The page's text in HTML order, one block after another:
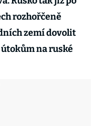
rozhořčeně
zemí dovolit
na ruské